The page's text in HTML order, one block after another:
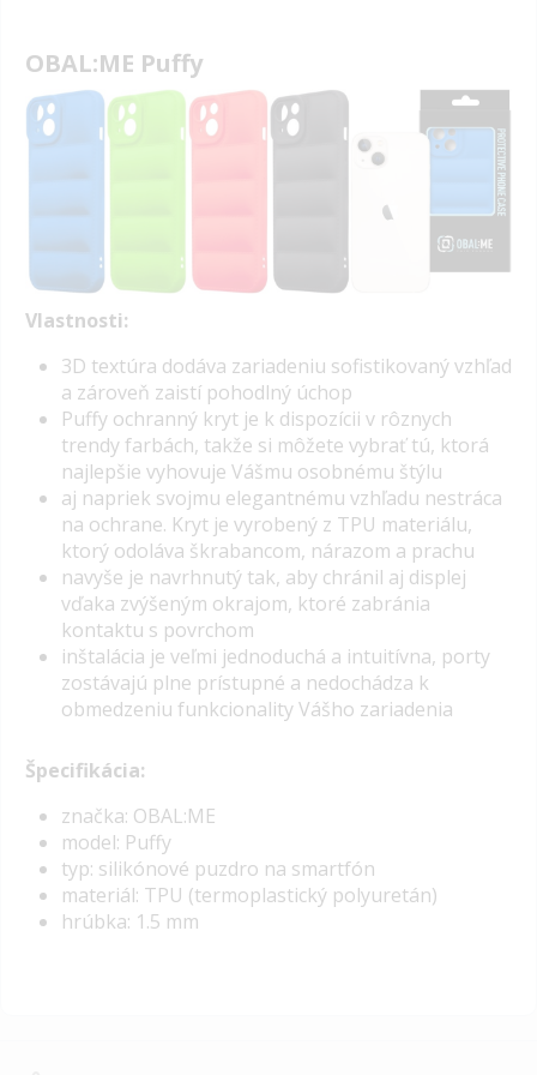
OBAL:ME Puffy
Vlastnosti:
3D textúra dodáva zariadeniu sofistikovaný vzhľad
a zároveň zaistí pohodlný úchop
Puffy ochranný kryt je k dispozícii v rôznych
trendy farbách, takže si môžete vybrať tú, ktorá
najlepšie vyhovuje Vášmu osobnému štýlu
aj napriek svojmu elegantnému vzhľadu nestráca
na ochrane. Kryt je vyrobený z TPU materiálu,
ktorý odoláva škrabancom, nárazom a prachu
navyše je navrhnutý tak, aby chránil aj displej
vďaka zvýšeným okrajom, ktoré zabránia
kontaktu s povrchom
inštalácia je veľmi jednoduchá a intuitívna, porty
zostávajú plne prístupné a nedochádza k
obmedzeniu funkcionality Vášho zariadenia
Špecifikácia:
značka: OBAL:ME
model: Puffy
typ: silikónové puzdro na smartfón
materiál: TPU (termoplastický polyuretán)
hrúbka: 1.5 mm